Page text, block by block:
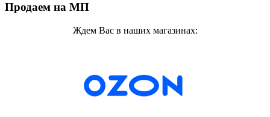
Продаем на МП
Ждем Вас в наших магазинах: